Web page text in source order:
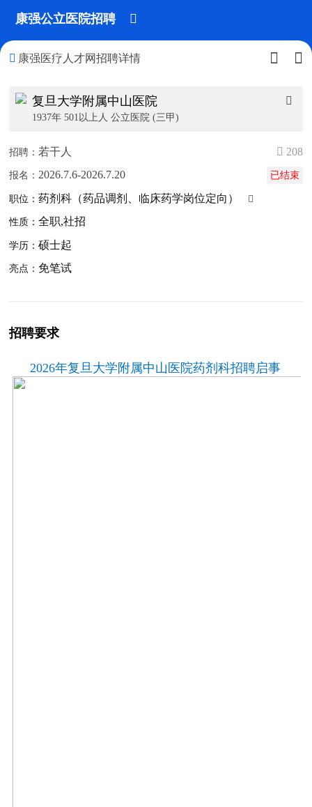
康强公立医院招聘 
 康强医疗人才网招聘详情  
复旦大学附属中山医院
1937年 501以上人 公立医院 (三甲)

招聘： 若干人  208
报名：2026.7.6-2026.7.20 已结束
职位：药剂科（药品调剂、临床药学岗位定向） 
性质：全职,社招
学历：硕士起
亮点： 免笔试
招聘要求
2026年复旦大学附属中山医院药剂科招聘启事